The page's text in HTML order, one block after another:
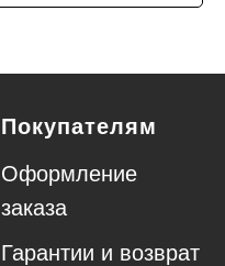
Покупателям
Оформление
заказа
Гарантии и возврат